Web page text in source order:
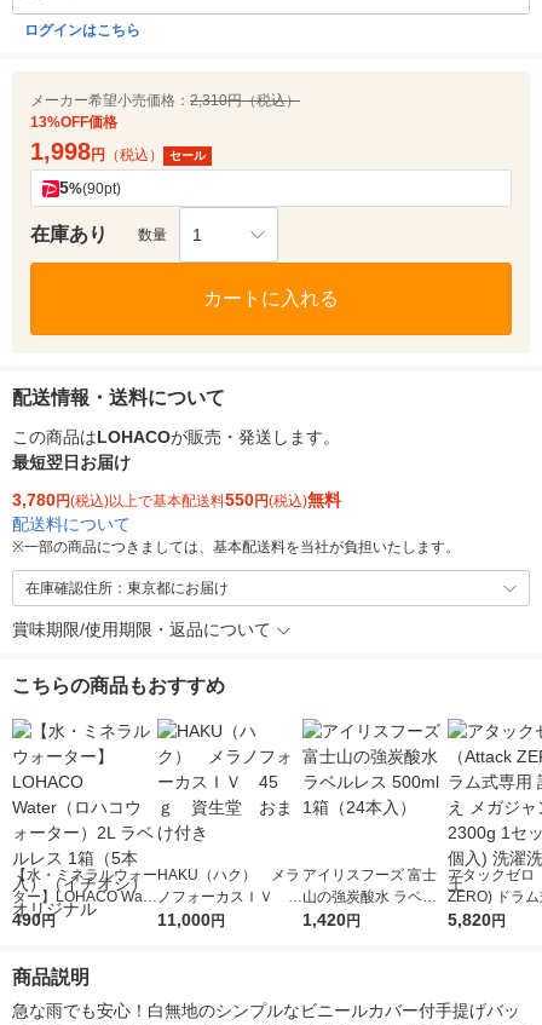
ログインはこちら
メーカー希望小売価格： 2,310円（税込）
13%OFF価格
1,998円 （税込） セール
5%(90pt)
在庫あり 数量 1
カートに入れる
配送情報・送料について
この商品はLOHACOが販売・発送します。
最短翌日お届け
3,780円(税込)以上で基本配送料550円(税込)無料
配送料について
※一部の商品につきましては、基本配送料を当社が負担いたします。
在庫確認住所：東京都にお届け
賞味期限/使用期限・返品について
こちらの商品もおすすめ
【水・ミネラルウォー
ター】LOHACO Wate
r（ロハコウォータ
シ） オリジナル
490円
HAKU（ハク） メラ
ノフォーカスＩＶ 4
5ｇ 資生堂 おまけ
11,000円
アイリスフーズ 富士
山の強炭酸水 ラベル
レス 500ml 1箱（24
1,420円
アタックゼロ
ZERO) ドラ
詰め替え メガ
5,820円
商品説明
急な雨でも安心！白無地のシンプルなビニールカバー付手提げバッ